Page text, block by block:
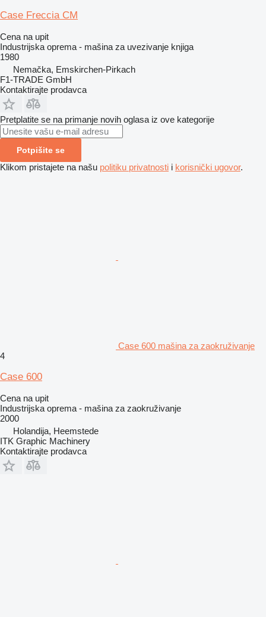
Case Freccia CM
Cena na upit
Industrijska oprema - mašina za uvezivanje knjiga
1980
Nemačka, Emskirchen-Pirkach
F1-TRADE GmbH
Kontaktirajte prodavca
Pretplatite se na primanje novih oglasa iz ove kategorije
Potpišite se
Klikom pristajete na našu politiku privatnosti i korisnički ugovor.
Case 600 mašina za zaokruživanje
4
Case 600
Cena na upit
Industrijska oprema - mašina za zaokruživanje
2000
Holandija, Heemstede
ITK Graphic Machinery
Kontaktirajte prodavca